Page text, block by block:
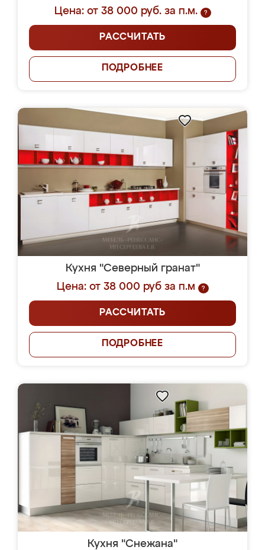
Цена: от 38 000 руб. за п.м.
?
РАССЧИТАТЬ
ПОДРОБНЕЕ
Кухня "Северный гранат"
Цена: от 38 000 руб за п.м
?
РАССЧИТАТЬ
ПОДРОБНЕЕ
Кухня "Снежана"